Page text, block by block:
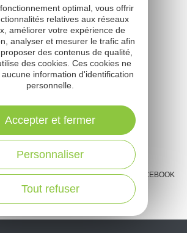
de référence dédié à la
! D'une audace
à vous couper le souffle et
reconnu pour l'étonnante
collections et de ses
de haut vol.
E-MAIL MESSENGER FACEBOOK
optimal, vous offrir
relatives aux réseaux
améliorer votre expérience de
analyser et mesurer le trafic afin
des contenus de qualité,
des cookies. Ces cookies ne
information d'identification
personnelle.
Tout refuser
Personnaliser
Accepter et fermer